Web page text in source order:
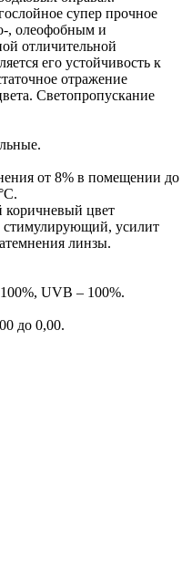
супер прочное
, олеофобным и
отличительной
его устойчивость к
отражение
Светопропускание
от 8% в помещении до
цвет
усилит
линзы.
UVB – 100%.
до 0,00.